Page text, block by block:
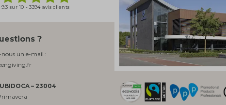
9.3 sur 10 - 3394 avis clients
?
un e-mail :
– 23004